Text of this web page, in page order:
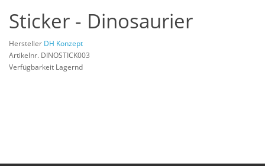
Sticker - Dinosaurier
Hersteller DH Konzept
Artikelnr. DINOSTICK003
Verfügbarkeit Lagernd